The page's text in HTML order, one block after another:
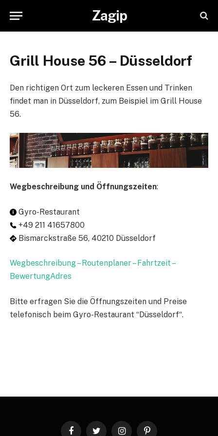
Zagip
Grill House 56 – Düsseldorf
Den richtigen Ort zum leckeren Essen und Trinken
findet man in Düsseldorf, zum Beispiel im Grill House
56.
Wegbeschreibung und Öffnungszeiten:
Gyro-Restaurant
+49 211 41657800
Bismarckstraße 56, 40210 Düsseldorf
Wegbeschreibung – Routenplaner – Fahrtzeit –
BewertungAdres
Bitte erfragen Sie die Öffnungszeiten und Preise
telefonisch beim Gyro-Restaurant “Düsseldorf“.